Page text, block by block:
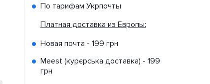
По тарифам Укрпочты
Платная доставка из Европы:
Новая почта - 199 грн
Meest (курєрська доставка) - 199
грн